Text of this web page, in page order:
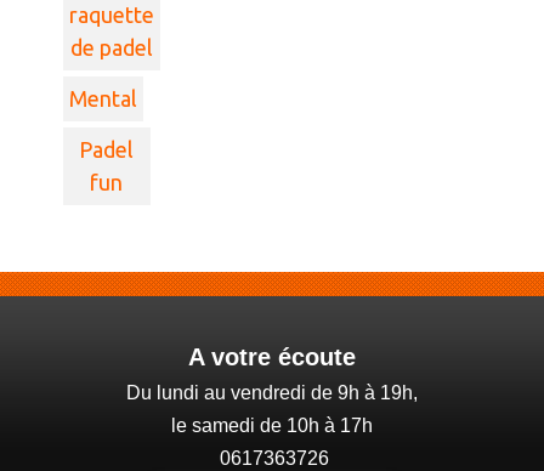
raquette
de padel
Mental
Padel
fun
A votre écoute
Du lundi au vendredi de 9h à 19h,
le samedi de 10h à 17h
0617363726